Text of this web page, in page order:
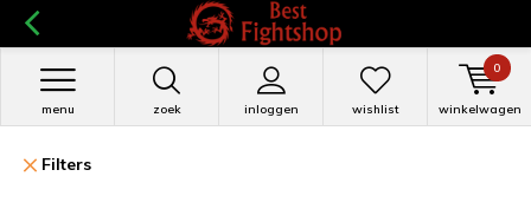
zoek inloggen
menu wishlist winkelwagen
0
Filters